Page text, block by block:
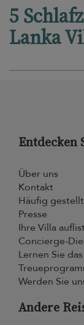
5
Lanka
Entdecken
Über uns
Kontakt
Häufig
Presse
Ihre Villa
Concierge-
Lernen Sie
Werden Sie
Andere